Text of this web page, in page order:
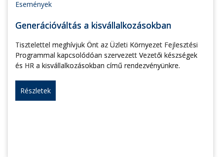
Események
Generációváltás a kisvállalkozásokban
Tisztelettel meghívjuk Önt az Üzleti Környezet Fejlesztési
Programmal kapcsolódóan szervezett Vezetői készségek
és HR a kisvállalkozásokban című rendezvényünkre.
Részletek